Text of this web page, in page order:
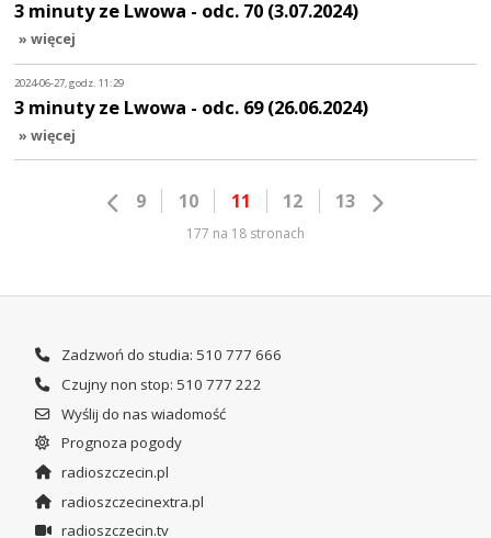
3 minuty ze Lwowa - odc. 70 (3.07.2024)
» więcej
2024-06-27, godz. 11:29
3 minuty ze Lwowa - odc. 69 (26.06.2024)
» więcej
9 10 11 12 13
177 na 18 stronach
Zadzwoń do studia: 510 777 666
Czujny non stop: 510 777 222
Wyślij do nas wiadomość
Prognoza pogody
radioszczecin.pl
radioszczecinextra.pl
radioszczecin.tv